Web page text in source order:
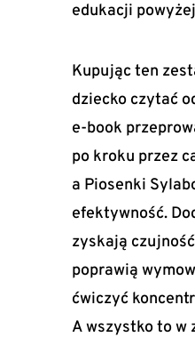
edukacji powyżej
Kupując ten
dziecko czytać
e-book
po kroku przez
a Piosenki
efektywność.
zyskają
poprawią
ćwiczyć
A wszystko to w